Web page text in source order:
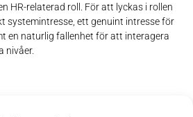
HR-relaterad roll. För att lyckas i rollen
systemintresse, ett genuint intresse för
en naturlig fallenhet för att interagera
nivåer.
generalist ser vi att du är en